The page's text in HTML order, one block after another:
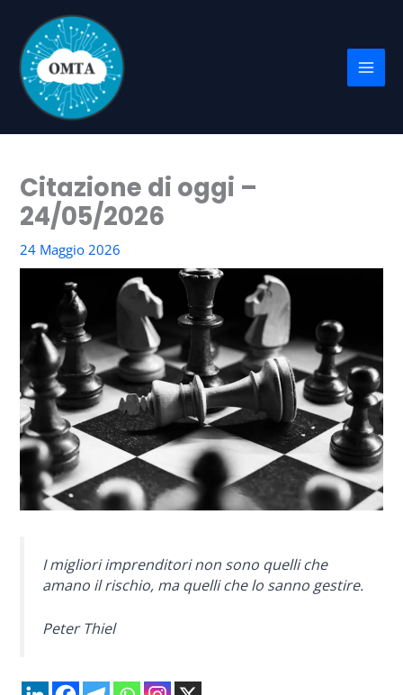
contenuto
Citazione di oggi –
24/05/2026
24 Maggio 2026
I migliori imprenditori non sono quelli che
amano il rischio, ma quelli che lo sanno gestire.
Peter Thiel